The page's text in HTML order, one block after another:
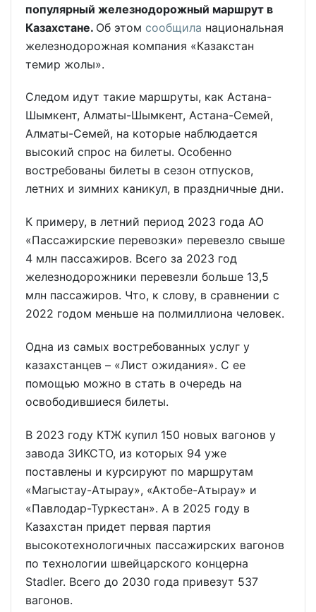
популярный железнодорожный маршрут в
Казахстане. Об этом сообщила национальная
железнодорожная компания «Казакстан
темир жолы».
Следом идут такие маршруты, как Астана-
Шымкент, Алматы-Шымкент, Астана-Семей,
Алматы-Семей, на которые наблюдается
высокий спрос на билеты. Особенно
востребованы билеты в сезон отпусков,
летних и зимних каникул, в праздничные дни.
К примеру, в летний период 2023 года АО
«Пассажирские перевозки» перевезло свыше
4 млн пассажиров. Всего за 2023 год
железнодорожники перевезли больше 13,5
млн пассажиров. Что, к слову, в сравнении с
2022 годом меньше на полмиллиона человек.
Одна из самых востребованных услуг у
казахстанцев – «Лист ожидания». С ее
помощью можно в стать в очередь на
освободившиеся билеты.
В 2023 году КТЖ купил 150 новых вагонов у
завода ЗИКСТО, из которых 94 уже
поставлены и курсируют по маршрутам
«Магыстау-Атырау», «Актобе-Атырау» и
«Павлодар-Туркестан». А в 2025 году в
Казахстан придет первая партия
высокотехнологичных пассажирских вагонов
по технологии швейцарского концерна
Stadler. Всего до 2030 года привезут 537
вагонов.